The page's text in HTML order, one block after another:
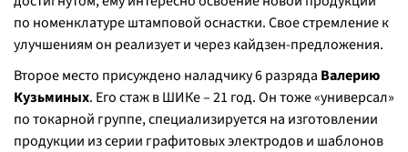
по номенклатуре штамповой оснастки. Свое стремление к
улучшениям он реализует и через кайдзен-предложения.
Второе место присуждено наладчику 6 разряда Валерию
Кузьминых. Его стаж в ШИКе – 21 год. Он тоже «универсал»
по токарной группе, специализируется на изготовлении
продукции из серии графитовых электродов и шаблонов